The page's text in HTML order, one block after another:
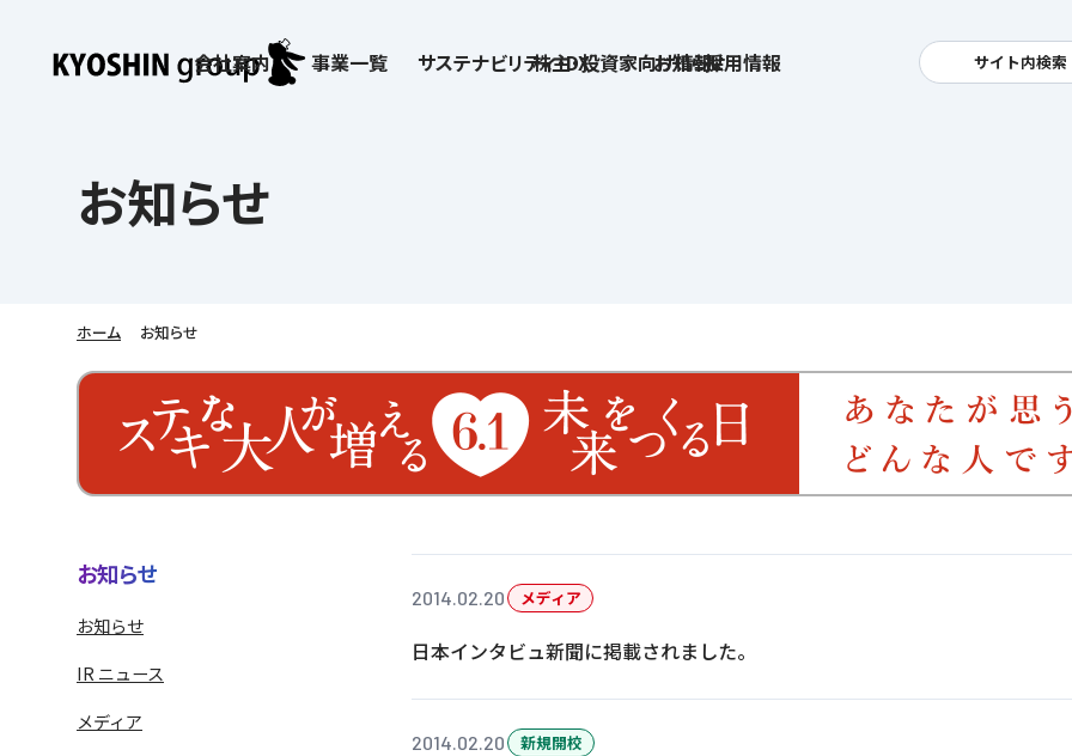
お知らせ
会社案内
企業理念
会社概要／組織図
ソーシャルメディア公式アカウント
事業一覧
語学学習や留学を支える ライフキャリアや就業を支える 育児
サステナビリティ・DX
お客さま満足度向上の取り組み
DX（デジタル変革）
DXビジョン・DX戦略
Kyoshin Digital Academy
情報セキュリティ方針
デジタルガバナンス方針
メッセージアーカイブス
株主・投資家向け情報
IR ニュース
株主・投資家の皆さまへ
連結業績・財務
採用情報
京進リクルートInstagram
中途採用
サイト内検索
お知らせ
ホーム お知らせ
お知らせ
お知らせ
IR ニュース
メディア
2014.02.20 メディア
日本インタビュ新聞に掲載されました。
2014.02.20 新規開校